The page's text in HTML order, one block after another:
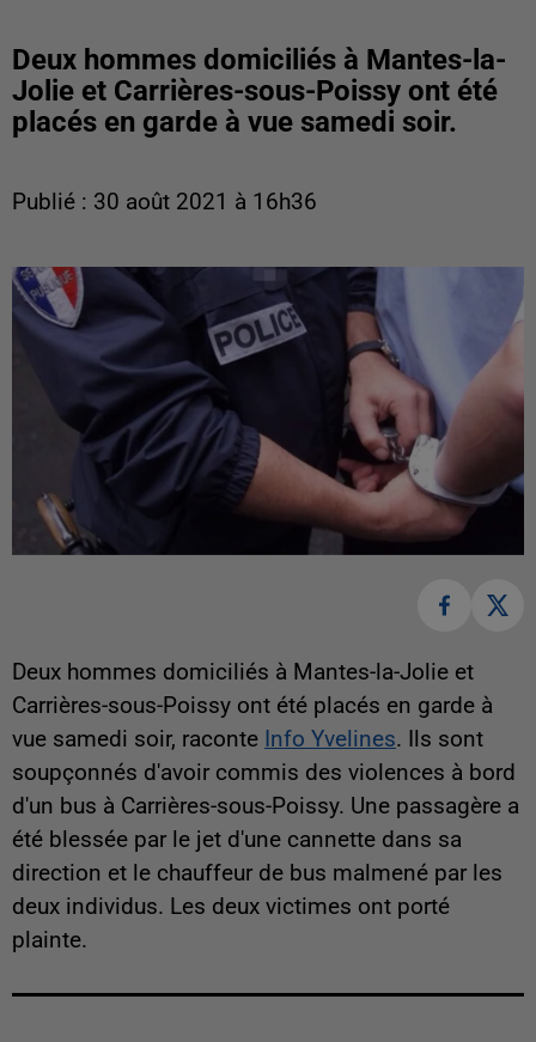
Deux hommes domiciliés à Mantes-la-
Jolie et Carrières-sous-Poissy ont été
placés en garde à vue samedi soir.
Publié : 30 août 2021 à 16h36
Deux hommes domiciliés à Mantes-la-Jolie et
Carrières-sous-Poissy ont été placés en garde à
vue samedi soir, raconte Info Yvelines. Ils sont
soupçonnés d'avoir commis des violences à bord
d'un bus à Carrières-sous-Poissy. Une passagère a
été blessée par le jet d'une cannette dans sa
direction et le chauffeur de bus malmené par les
deux individus. Les deux victimes ont porté
plainte.